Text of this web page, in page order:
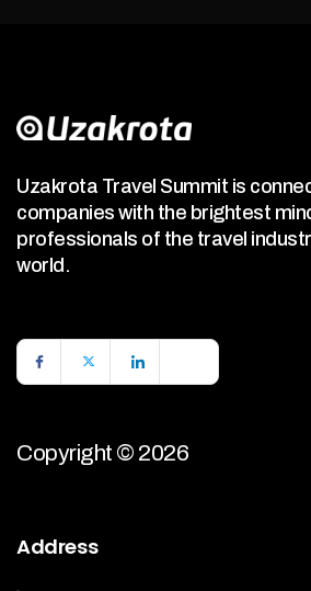
Uzakrota Travel Summit is
companies with the brightest
professionals of the travel
world.
Copyright © 2026
Address